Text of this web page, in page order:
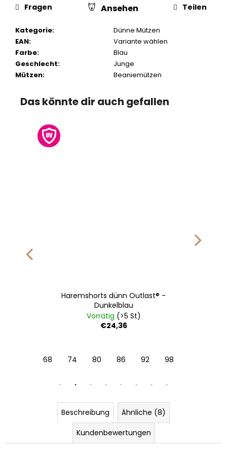
Kategorie:
Dünne Mützen
EAN:
Variante wählen
Farbe:
Blau
Geschlecht:
Junge
Mützen: Beaniemützen
Fragen Ansehen Teilen
Das könnte dir auch gefallen
Haremshorts dünn Outlast® -
Dunkelblau
Vorrätig (>5 St)
€24,36
68 74 80 86 92 98
Beschreibung
Ähnliche (8)
Kundenbewertungen